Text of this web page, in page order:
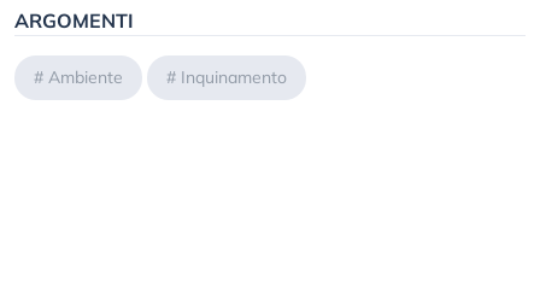
ARGOMENTI
# Ambiente # Inquinamento